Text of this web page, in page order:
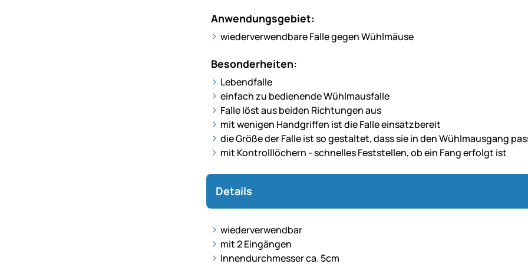
Anwendungsgebiet:
wiederverwendbare Falle gegen Wühlmäuse
Besonderheiten:
Lebendfalle
einfach zu bedienende Wühlmausfalle
Falle löst aus beiden Richtungen aus
mit wenigen Handgriffen ist die Falle einsatzbereit
die Größe der Falle ist so gestaltet, dass sie in den Wühlmausgang
mit Kontrolllöchern - schnelles Feststellen, ob ein Fang erfolgt ist
Details
wiederverwendbar
mit 2 Eingängen
Innendurchmesser ca. 5cm